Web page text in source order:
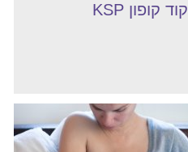
קוד קופון KSP